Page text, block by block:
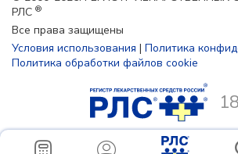
РЛС ®
Все права защищены
Условия использования | Политика
Политика обработки файлов cookie